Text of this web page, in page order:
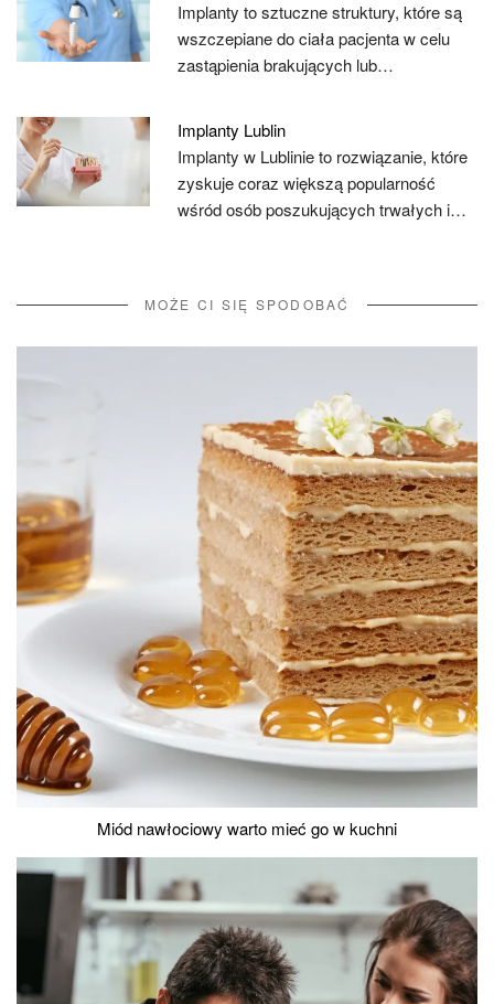
Implanty to sztuczne struktury, które są
wszczepiane do ciała pacjenta w celu
zastąpienia brakujących lub…
Implanty Lublin
Implanty w Lublinie to rozwiązanie, które
zyskuje coraz większą popularność
wśród osób poszukujących trwałych i…
MOŻE CI SIĘ SPODOBAĆ
Miód nawłociowy warto mieć go w kuchni